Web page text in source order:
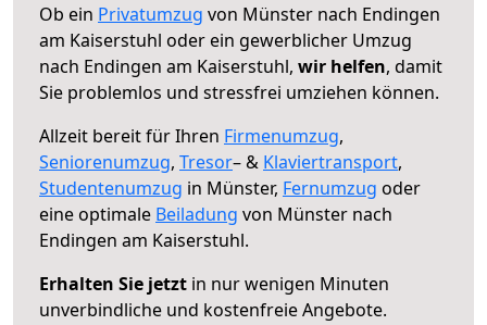
Ob ein Privatumzug von Münster nach Endingen
am Kaiserstuhl oder ein gewerblicher Umzug
nach Endingen am Kaiserstuhl, wir helfen, damit
Sie problemlos und stressfrei umziehen können.
Allzeit bereit für Ihren Firmenumzug,
Seniorenumzug, Tresor– & Klaviertransport,
Studentenumzug in Münster, Fernumzug oder
eine optimale Beiladung von Münster nach
Endingen am Kaiserstuhl.
Erhalten Sie jetzt in nur wenigen Minuten
unverbindliche und kostenfreie Angebote.